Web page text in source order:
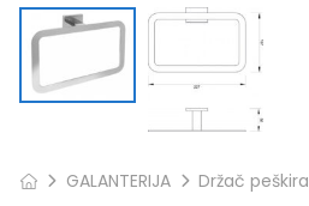
GALANTERIJA
Držač peškira